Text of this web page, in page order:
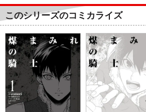
このシリーズのコミカライズ